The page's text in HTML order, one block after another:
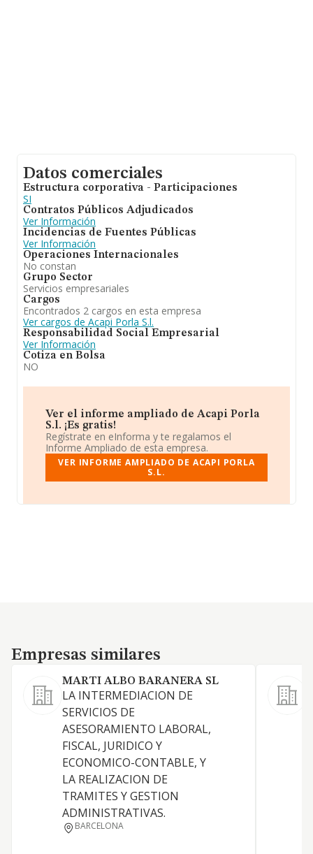
Datos comerciales
Estructura corporativa - Participaciones
SI
Contratos Públicos Adjudicados
Ver Información
Incidencias de Fuentes Públicas
Ver Información
Operaciones Internacionales
No constan
Grupo Sector
Servicios empresariales
Cargos
Encontrados 2 cargos en esta empresa
Ver cargos de Acapi Porla S.l.
Responsabilidad Social Empresarial
Ver Información
Cotiza en Bolsa
NO
Ver el informe ampliado de Acapi Porla
S.l. ¡Es gratis!
Regístrate en eInforma y te regalamos el
Informe Ampliado de esta empresa.
VER INFORME AMPLIADO DE ACAPI PORLA
S.L.
Empresas similares
Empresas similares
MARTI ALBO BARANERA SL
LA INTERMEDIACION DE
SERVICIOS DE
ASESORAMIENTO LABORAL,
FISCAL, JURIDICO Y
ECONOMICO-CONTABLE, Y
LA REALIZACION DE
TRAMITES Y GESTION
ADMINISTRATIVAS.
BARCELONA